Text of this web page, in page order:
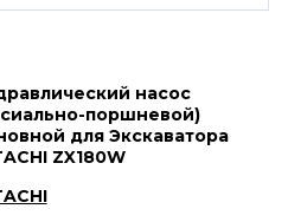
насос
поршневой)
для Экскаватора
ZX180W